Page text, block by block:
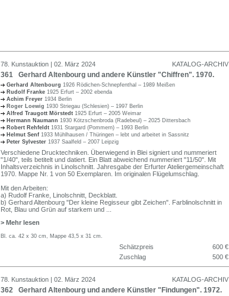
78. Kunstauktion | 02. März 2024 KATALOG-ARCHIV
361 Gerhard Altenbourg und andere Künstler "Chiffren". 1970.
Gerhard Altenbourg 1926 Rödichen-Schnepfenthal – 1989 Meißen
Rudolf Franke 1925 Erfurt – 2002 ebenda
Achim Freyer 1934 Berlin
Roger Loewig 1930 Striegau (Schlesien) – 1997 Berlin
Alfred Traugott Mörstedt 1925 Erfurt – 2005 Weimar
Hermann Naumann 1930 Kötzschenbroda (Radebeul) – 2025 Dittersbach
Robert Rehfeldt 1931 Stargard (Pommern) – 1993 Berlin
Helmut Senf 1933 Mühlhausen / Thüringen – lebt und arbeitet in Sassnitz
Peter Sylvester 1937 Saalfeld – 2007 Leipzig
Verschiedene Drucktechniken. Überwiegend in Blei signiert und nummeriert
"1/40", teils betitelt und datiert. Ein Blatt abweichend nummeriert "11/50". Mit
Inhaltsverzeichnis in Linolschnitt. Jahresgabe der Erfurter Ateliergemeinschaft
1970. Mappe Nr. 1 von 50 Exemplaren. Im originalen Flügelumschlag.
Mit den Arbeiten:
a) Rudolf Franke, Linolschnitt, Deckblatt.
b) Gerhard Altenbourg "Der kleine Regisseur gibt Zeichen". Farblinolschnitt in
Rot, Blau und Grün auf starkem und
> Mehr lesen
Bl. ca. 42 x 30 cm, Mappe 43,5 x 31 cm.
Schätzpreis
600 €
Zuschlag
500 €
78. Kunstauktion | 02. März 2024 KATALOG-ARCHIV
362 Gerhard Altenbourg und andere Künstler "Findungen". 1972.